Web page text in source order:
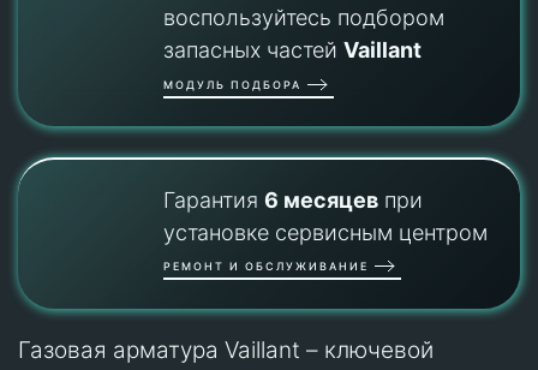
воспользуйтесь подбором
запасных частей Vaillant
МОДУЛЬ ПОДБОРА
Гарантия 6 месяцевпри
установке сервисным центром
РЕМОНТ И ОБСЛУЖИВАНИЕ
Газовая арматура Vaillant – ключевой